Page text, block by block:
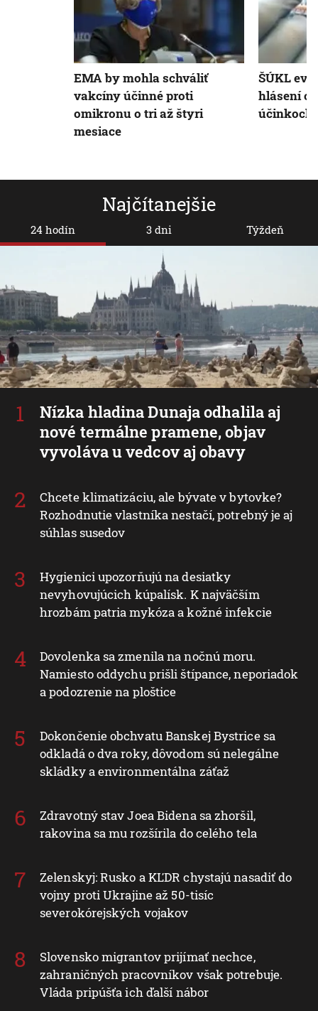
Najčítanejšie
24 hodín
Nízka hladina Dunaja odhalila aj
nové termálne pramene, objav
vyvoláva u vedcov aj obavy
Chcete klimatizáciu, ale bývate v bytovke?
Rozhodnutie vlastníka nestačí, potrebný je aj
súhlas susedov
Hygienici upozorňujú na desiatky
nevyhovujúcich kúpalísk. K najväčším
hrozbám patria mykóza a kožné infekcie
Dovolenka sa zmenila na nočnú moru.
Namiesto oddychu prišli štípance, neporiadok
a podozrenie na ploštice
Dokončenie obchvatu Banskej Bystrice sa
odkladá o dva roky, dôvodom sú nelegálne
skládky a environmentálna záťaž
Zdravotný stav Joea Bidena sa zhoršil,
rakovina sa mu rozšírila do celého tela
Zelenskyj: Rusko a KĽDR chystajú nasadiť do
vojny proti Ukrajine až 50-tisíc
severokórejských vojakov
Slovensko migrantov prijímať nechce,
zahraničných pracovníkov však potrebuje.
Vláda pripúšťa ich ďalší nábor
3 dni Týždeň
EMA by mohla schváliť
vakcíny účinné proti
omikronu o tri až štyri
mesiace
ŠÚKL
hlásení o
účinkoch